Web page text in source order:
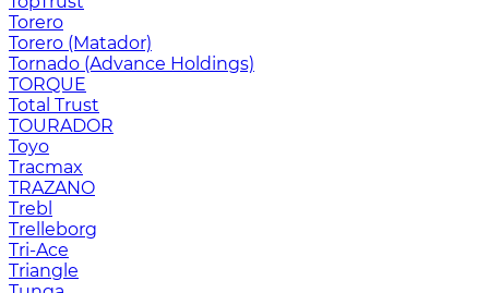
Torero
Torero (Matador)
Tornado (Advance Holdings)
TORQUE
Total Trust
TOURADOR
Toyo
Tracmax
TRAZANO
Trebl
Trelleborg
Tri-Ace
Triangle